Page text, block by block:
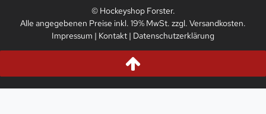
© Hockeyshop Forster.
Alle angegebenen Preise inkl. 19% MwSt. zzgl. Versandkosten.
Impressum | Kontakt | Datenschutzerklärung